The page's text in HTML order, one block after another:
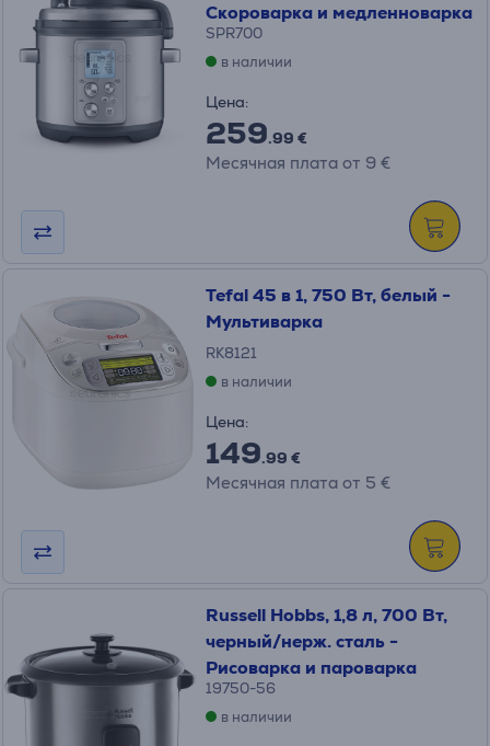
Скороваркa и медленноваркa
SPR700
в наличии
Цена:
259.99 €
Месячная плата от 9 €
Tefal 45 в 1, 750 Вт, белый -
Мультиварка
RK8121
в наличии
Цена:
149.99 €
Месячная плата от 5 €
Russell Hobbs, 1,8 л, 700 Вт,
черный/нерж. сталь -
Рисоварка и пароварка
19750-56
в наличии